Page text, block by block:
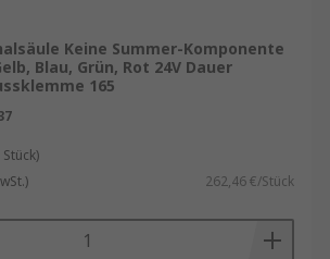
Keine Summer-Komponente
Blau, Grün, Rot 24V Dauer
165
262,46 €/Stück